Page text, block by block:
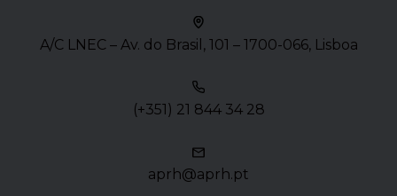
A/C LNEC – Av. do Brasil, 101 – 1700-066, Lisboa
(+351) 21 844 34 28
aprh@aprh.pt